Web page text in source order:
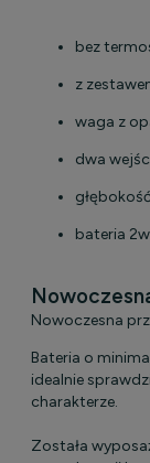
bez
z
waga z
dwa
bateria
Nowoczesna
Bateria o
idealnie
charakterze.
Została